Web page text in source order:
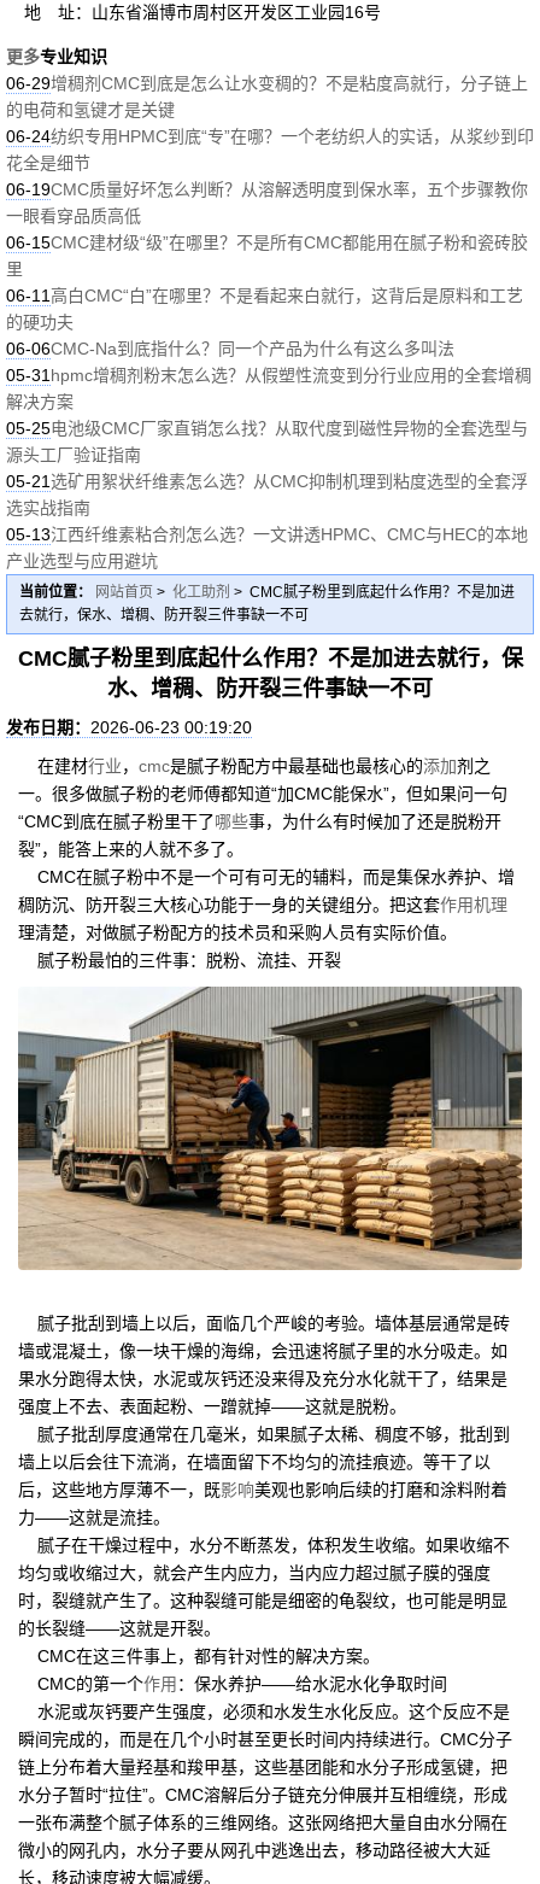
地 址：山东省淄博市周村区开发区工业园16号
更多专业知识
06-29增稠剂CMC到底是怎么让水变稠的？不是粘度高就行，分子链上
的电荷和氢键才是关键
06-24纺织专用HPMC到底“专”在哪？一个老纺织人的实话，从浆纱到印
花全是细节
06-19CMC质量好坏怎么判断？从溶解透明度到保水率，五个步骤教你
一眼看穿品质高低
06-15CMC建材级“级”在哪里？不是所有CMC都能用在腻子粉和瓷砖胶
里
06-11高白CMC“白”在哪里？不是看起来白就行，这背后是原料和工艺
的硬功夫
06-06CMC-Na到底指什么？同一个产品为什么有这么多叫法
05-31 hpmc增稠剂粉末怎么选？从假塑性流变到分行业应用的全套增稠
解决方案
05-25电池级CMC厂家直销怎么找？从取代度到磁性异物的全套选型与
源头工厂验证指南
05-21选矿用絮状纤维素怎么选？从CMC抑制机理到粘度选型的全套浮
选实战指南
05-13江西纤维素粘合剂怎么选？一文讲透HPMC、CMC与HEC的本地
产业选型与应用避坑
当前位置： 网站首页 > 化工助剂 > CMC腻子粉里到底起什么作用？不是加进
去就行，保水、增稠、防开裂三件事缺一不可
CMC腻子粉里到底起什么作用？不是加进去就行，保
水、增稠、防开裂三件事缺一不可
发布日期： 2026-06-23 00:19:20
在建材行业， cmc是腻子粉配方中最基础也最核心的添加剂之
一。很多做腻子粉的老师傅都知道“加CMC能保水”，但如果问一句
“CMC到底在腻子粉里干了哪些事，为什么有时候加了还是脱粉开
裂”，能答上来的人就不多了。
CMC在腻子粉中不是一个可有可无的辅料，而是集保水养护、增
稠防沉、防开裂三大核心功能于一身的关键组分。把这套作用机理
理清楚，对做腻子粉配方的技术员和采购人员有实际价值。
腻子粉最怕的三件事：脱粉、流挂、开裂
腻子批刮到墙上以后，面临几个严峻的考验。墙体基层通常是砖
墙或混凝土，像一块干燥的海绵，会迅速将腻子里的水分吸走。如
果水分跑得太快，水泥或灰钙还没来得及充分水化就干了，结果是
强度上不去、表面起粉、一蹭就掉——这就是脱粉。
腻子批刮厚度通常在几毫米，如果腻子太稀、稠度不够，批刮到
墙上以后会往下流淌，在墙面留下不均匀的流挂痕迹。等干了以
后，这些地方厚薄不一，既影响美观也影响后续的打磨和涂料附着
力——这就是流挂。
腻子在干燥过程中，水分不断蒸发，体积发生收缩。如果收缩不
均匀或收缩过大，就会产生内应力，当内应力超过腻子膜的强度
时，裂缝就产生了。这种裂缝可能是细密的龟裂纹，也可能是明显
的长裂缝——这就是开裂。
CMC在这三件事上，都有针对性的解决方案。
CMC的第一个作用：保水养护——给水泥水化争取时间
水泥或灰钙要产生强度，必须和水发生水化反应。这个反应不是
瞬间完成的，而是在几个小时甚至更长时间内持续进行。CMC分子
链上分布着大量羟基和羧甲基，这些基团能和水分子形成氢键，把
水分子暂时“拉住”。CMC溶解后分子链充分伸展并互相缠绕，形成
一张布满整个腻子体系的三维网络。这张网络把大量自由水分隔在
微小的网孔内，水分子要从网孔中逃逸出去，移动路径被大大延
长，移动速度被大幅减缓。